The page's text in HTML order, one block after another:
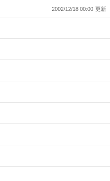
2002/12/18 00:00